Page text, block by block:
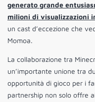
generato grande
milioni di visualizzazioni
un cast d’eccezione che
Momoa.
La collaborazione tra
un’importante unione tra
opportunità di gioco per i
partnership non solo offre